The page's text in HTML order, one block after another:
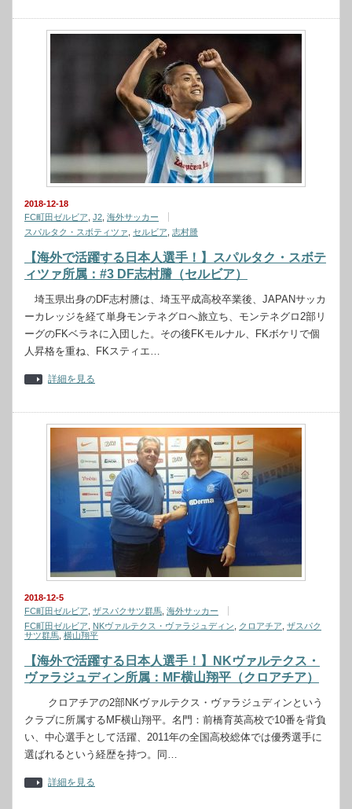
2018-12-18
FC町田ゼルビア J2 海外サッカー
スパルタク・スボティツァ セルビア 志村謄
【海外で活躍する日本人選手！】スパルタク・スボテ
ィツァ所属：#3 DF志村謄（セルビア）
埼玉県出身のDF志村謄は、埼玉平成高校卒業後、JAPANサッカ
ーカレッジを経て単身モンテネグロへ旅立ち、モンテネグロ2部リ
ーグのFKベラネに入団した。その後FKモルナル、FKボケリで個
人昇格を重ね、FKスティエ…
詳細を見る
2018-12-5
FC町田ゼルビア ザスパクサツ群馬 海外サッカー
FC町田ゼルビア
NKヴァルテクス・ヴァラジュディン クロアチア ザスパク
サツ群馬 横山翔平
【海外で活躍する日本人選手！】NKヴァルテクス・
ヴァラジュディン所属：MF横山翔平（クロアチア）
クロアチアの2部NKヴァルテクス・ヴァラジュディンという
クラブに所属するMF横山翔平。名門：前橋育英高校で10番を背負
い、中心選手として活躍、2011年の全国高校総体では優秀選手に
選ばれるという経歴を持つ。同…
詳細を見る